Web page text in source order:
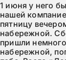
1 июня у него
нашей
пятницу
набережной.
пришли
набережной,